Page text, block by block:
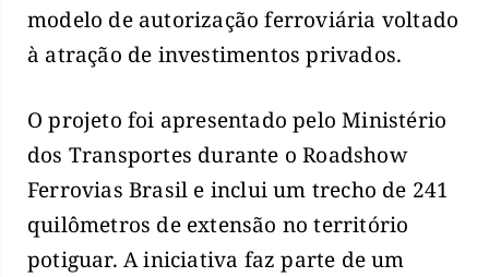
modelo de autorização ferroviária voltado
à atração de investimentos privados.
O projeto foi apresentado pelo Ministério
dos Transportes durante o Roadshow
Ferrovias Brasil e inclui um trecho de 241
quilômetros de extensão no território
potiguar. A iniciativa faz parte de um